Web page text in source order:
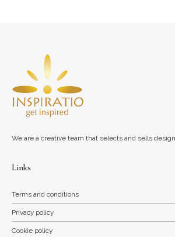
We are a creative team that selects and sells
Links
Terms and conditions
Privacy policy
Cookie policy